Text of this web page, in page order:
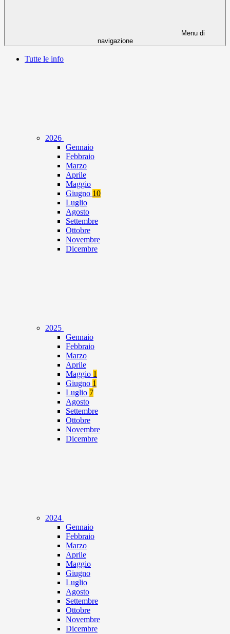
Menu di
navigazione
Tutte le info
2026
Gennaio
Febbraio
Marzo
Aprile
Maggio
Giugno 10
Luglio
Agosto
Settembre
Ottobre
Novembre
Dicembre
2025
Gennaio
Febbraio
Marzo
Aprile
Maggio 1
Giugno 1
Luglio 7
Agosto
Settembre
Ottobre
Novembre
Dicembre
2024
Gennaio
Febbraio
Marzo
Aprile
Maggio
Giugno
Luglio
Agosto
Settembre
Ottobre
Novembre
Dicembre